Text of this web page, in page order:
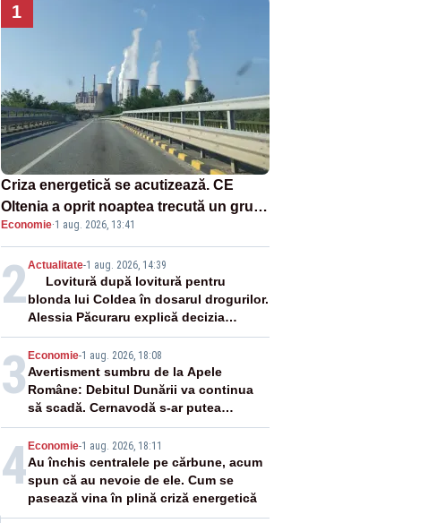
1
Criza energetică se acutizează. CE
Oltenia a oprit noaptea trecută un grup
energetic de la Rovinari
Economie·1 aug. 2026, 13:41
2Actualitate-1 aug. 2026, 14:39
Lovitură după lovitură pentru
blonda lui Coldea în dosarul drogurilor.
Alessia Păcuraru explică decizia
magistraților
3 Economie-1 aug. 2026, 18:08
Avertisment sumbru de la Apele
Române: Debitul Dunării va continua
să scadă. Cernavodă s-ar putea
închide în 4 zile
4 Economie-1 aug. 2026, 18:11
Au închis centralele pe cărbune, acum
spun că au nevoie de ele. Cum se
pasează vina în plină criză energetică